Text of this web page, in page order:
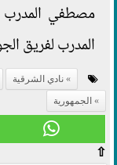
مصطفي المدرب
المدرب لفريق
نادي الشرقية
الجمهورية
⇧